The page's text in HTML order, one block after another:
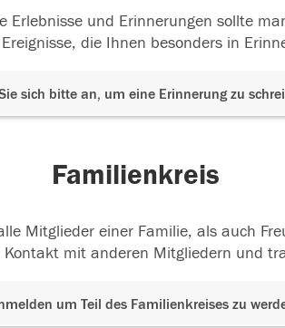
Erlebnisse und Erinnerungen sollte
die Ihnen besonders in
sich bitte an, um eine Erinnerung zu
Familienkreis
Mitglieder einer Familie, als auch
mit anderen Mitgliedern und
um Teil des Familienkreises zu